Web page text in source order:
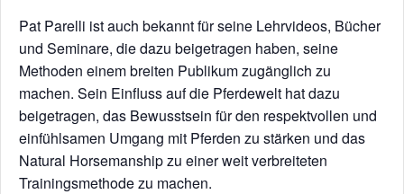
Pat Parelli ist auch bekannt für seine Lehrvideos, Bücher
und Seminare, die dazu beigetragen haben, seine
Methoden einem breiten Publikum zugänglich zu
machen. Sein Einfluss auf die Pferdewelt hat dazu
beigetragen, das Bewusstsein für den respektvollen und
einfühlsamen Umgang mit Pferden zu stärken und das
Natural Horsemanship zu einer weit verbreiteten
Trainingsmethode zu machen.